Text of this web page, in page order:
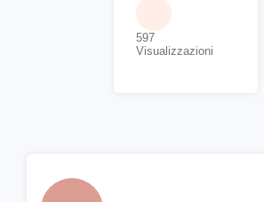
597
Visualizzazioni